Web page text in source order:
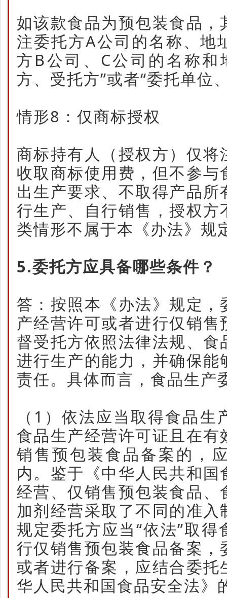
如该款食品为预包装食品
注委托方A公司的名称、地
方B公司、C公司的名称
方、受托方”或者“委托单位
情形8：仅商标授权
商标持有人（授权方）仅
收取商标使用费，但不参
出生产要求、不取得产品
行生产、自行销售，授权
类情形不属于本《办法》规
5.委托方应具备哪些条件？
答：按照本《办法》规定
产经营许可或者进行仅销
督受托方依照法律法规、
进行生产的能力，并确保
责任。具体而言，食品生产
（1）依法应当取得食品
食品生产经营许可证且在
销售预包装食品备案的，
内。鉴于《中华人民共和
经营、仅销售预包装食品
加剂经营采取了不同的准
规定委托方应当“依法”取
行仅销售预包装食品备案
或者进行备案，应结合委
华人民共和国食品安全法》